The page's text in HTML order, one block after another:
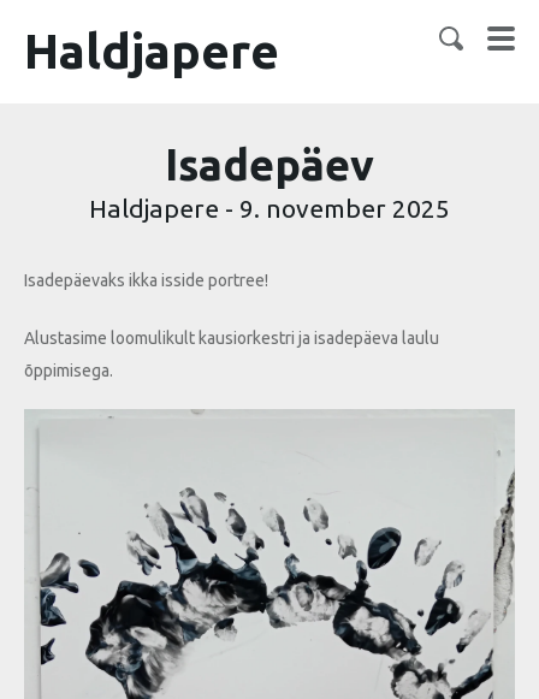
Haldjapere
Isadepäev
Haldjapere - 9. november 2025
Isadepäevaks ikka isside portree!
Alustasime loomulikult kausiorkestri ja isadepäeva laulu
õppimisega.